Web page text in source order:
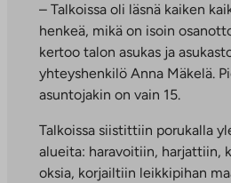
– Talkoissa oli läsnä kaiken
henkeä, mikä on isoin
kertoo talon asukas ja
yhteyshenkilö Anna Mäkelä.
asuntojakin on vain 15.
Talkoissa siistittiin porukalla
alueita: haravoitiin, harjattiin,
oksia, korjailtiin leikkipihan